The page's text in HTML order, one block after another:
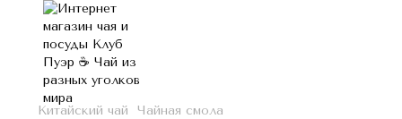
Китайский чай Чайная смола